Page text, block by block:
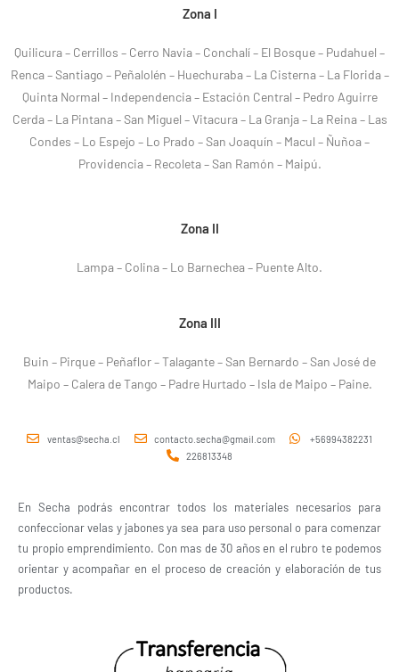
Zona I
Quilicura – Cerrillos – Cerro Navia – Conchalí – El Bosque – Pudahuel –
Renca – Santiago – Peñalolén – Huechuraba – La Cisterna – La Florida –
Quinta Normal – Independencia – Estación Central – Pedro Aguirre
Cerda – La Pintana – San Miguel – Vitacura – La Granja – La Reina – Las
Condes – Lo Espejo – Lo Prado – San Joaquín – Macul – Ñuñoa –
Providencia – Recoleta – San Ramón – Maipú.
Zona II
Lampa – Colina – Lo Barnechea – Puente Alto.
Zona III
Buin – Pirque – Peñaflor – Talagante – San Bernardo – San José de
Maipo – Calera de Tango – Padre Hurtado – Isla de Maipo – Paine.
ventas@secha.cl contacto.secha@gmail.com
+56994382231
226813348
En Secha podrás encontrar todos los materiales necesarios para
confeccionar velas y jabones ya sea para uso personal o para comenzar
tu propio emprendimiento. Con mas de 30 años en el rubro te podemos
orientar y acompañar en el proceso de creación y elaboración de tus
productos.